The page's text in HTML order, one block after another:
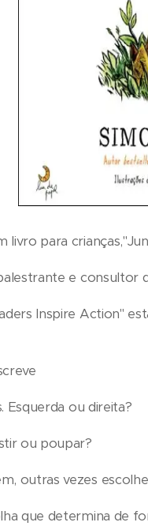
livro para
e consultor
Inspire Action"
Esquerda ou direita?
ou poupar?
outras vezes
que determina de